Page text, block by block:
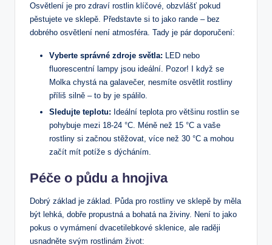
Osvětlení je pro zdraví rostlin klíčové, ⁤obzvlášť pokud
⁢pěstujete ve sklepě. Představte si to jako rande – bez
dobrého ⁢osvětlení není atmosféra. Tady je pár doporučení:
Vyberte správné zdroje‍ světla: LED nebo
⁢fluorescentní lampy jsou ideální. Pozor! I když se
Molka chystá na ‌galavečer, nesmíte osvětlit ‌rostliny
příliš silně – to by je spálilo.
Sledujte teplotu: Ideální teplota pro většinu rostlin se
pohybuje mezi‌ 18-24 °C. Méně než 15 °C a vaše
rostliny si​ začnou stěžovat, více než 30 °C a mohou
začít mít potíže s dýcháním.
Péče o půdu a hnojiva
Dobrý základ je základ.‍ Půda pro rostliny ve sklepě by měla
být lehká,‌ dobře propustná a bohatá na živiny.‍ Není ⁤to jako
pokus o vymámení dvacetilebkové sklenice, ale raději
usnadněte svým ‍rostlinám život: